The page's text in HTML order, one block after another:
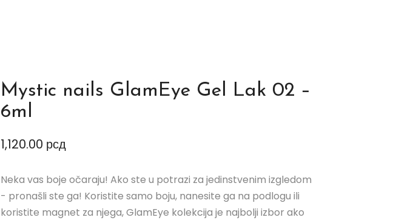
Mystic nails GlamEye Gel Lak 02 –
6ml
1,120.00 рсд
Neka vas boje očaraju! Ako ste u potrazi za jedinstvenim izgledom
- pronašli ste ga! Koristite samo boju, nanesite ga na podlogu ili
koristite magnet za njega, GlamEye kolekcija je najbolji izbor ako